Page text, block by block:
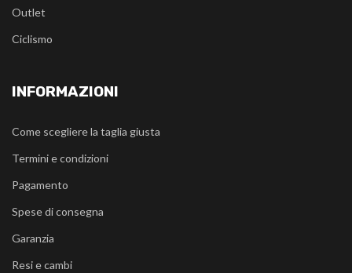
Outlet
Ciclismo
INFORMAZIONI
Come scegliere la taglia giusta
Termini e condizioni
Pagamento
Spese di consegna
Garanzia
Resi e cambi